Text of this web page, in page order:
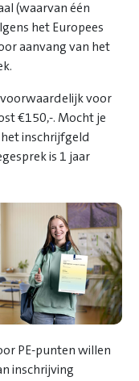
(waarvan één
het Europees
aanvang van het
voorwaardelijk voor
€150,-. Mocht je
inschrijfgeld
is 1 jaar
PE-punten willen
inschrijving